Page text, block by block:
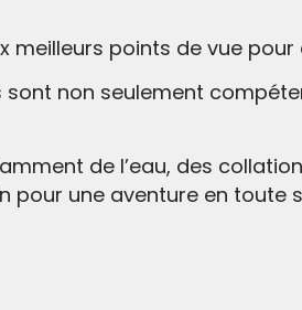
points de vue
sont non seulement
de l’eau, des
pour une aventure en toute